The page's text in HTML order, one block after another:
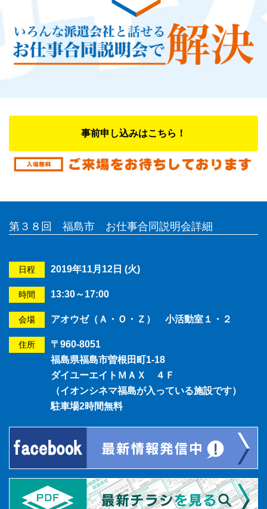
事前申し込みはこちら！
第３８回 福島市 お仕事合同説明会詳細
日程 2019年11月12日 (火)
時間 13:30～17:00
会場 アオウゼ（Ａ・Ｏ・Ｚ） 小活動室１・２
住所
〒960-8051
福島県福島市曽根田町1-18
ダイユーエイトＭＡＸ ４Ｆ
（イオンシネマ福島が入っている施設です）
駐車場2時間無料